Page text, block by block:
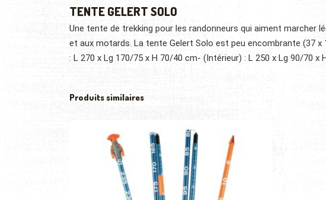
TENTE GELERT SOLO
Une tente de trekking pour les randonneurs qui aiment marcher
et aux motards. La tente Gelert Solo est peu encombrante (37
: L 270 x Lg 170/75 x H 70/40 cm- (Intérieur) : L 250 x Lg 90/70 x
Produits similaires